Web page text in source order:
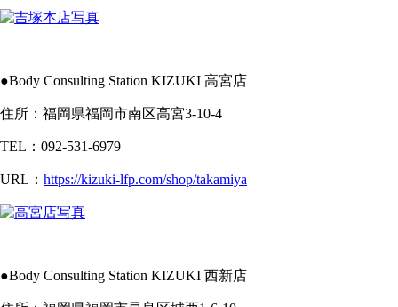
●Body Consulting Station KIZUKI 高宮店
住所：福岡県福岡市南区高宮3-10-4
TEL：092-531-6979
URL： https://kizuki-lfp.com/shop/takamiya
●Body Consulting Station KIZUKI 西新店